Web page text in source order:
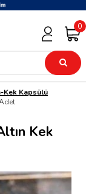
0
Kek Kapsülü
Kek